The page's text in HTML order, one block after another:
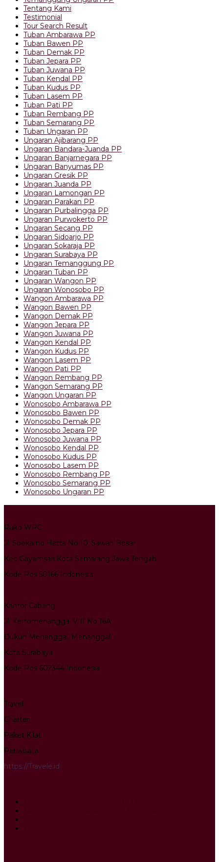
Tentang Kami
Testimonial
Tour Search Result
Tuban Ambarawa PP
Tuban Bawen PP
Tuban Demak PP
Tuban Jepara PP
Tuban Juwana PP
Tuban Kendal PP
Tuban Kudus PP
Tuban Lasem PP
Tuban Pati PP
Tuban Rembang PP
Tuban Semarang PP
Tuban Ungaran PP
Ungaran Ajibarang PP
Ungaran Bandara-Juanda PP
Ungaran Banjarnegara PP
Ungaran Banyumas PP
Ungaran Gresik PP
Ungaran Juanda PP
Ungaran Lamongan PP
Ungaran Parakan PP
Ungaran Purbalingga PP
Ungaran Purwokerto PP
Ungaran Secang PP
Ungaran Sidoarjo PP
Ungaran Sokaraja PP
Ungaran Surabaya PP
Ungaran Temanggung PP
Ungaran Tuban PP
Ungaran Wangon PP
Ungaran Wonosobo PP
Wangon Ambarawa PP
Wangon Bawen PP
Wangon Demak PP
Wangon Jepara PP
Wangon Juwana PP
Wangon Kendal PP
Wangon Kudus PP
Wangon Lasem PP
Wangon Pati PP
Wangon Rembang PP
Wangon Semarang PP
Wangon Ungaran PP
Wonosobo Ambarawa PP
Wonosobo Bawen PP
Wonosobo Demak PP
Wonosobo Jepara PP
Wonosobo Juwana PP
Wonosobo Kendal PP
Wonosobo Kudus PP
Wonosobo Lasem PP
Wonosobo Rembang PP
Wonosobo Semarang PP
Wonosobo Ungaran PP
Ruko WPC
Jl. Soekarno Hatta No 10, Sawah Besar
Kec Gayamsari Kota Semarang Jawa Tengah
Kode Pos 50166 Indonesia
Kantor Cabang
Jl. Kertomenanggal VIII No 16A
Dukuh Menanggal, Menanggal
Kota Surabaya
Kode Pos 602344 Indonesia
Travel
Charter
Paket Kilat
Pariwisata
https://Travele.id